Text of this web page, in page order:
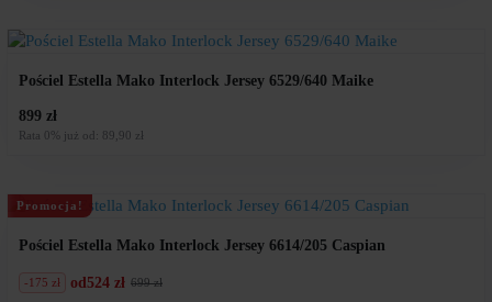
Pościel Estella Mako Interlock Jersey 6529/640 Maike
899 zł
Rata 0% już od: 89,90 zł
Promocja!
Pościel Estella Mako Interlock Jersey 6614/205 Caspian
od 699 zł
Pierwotna524 zł
Aktualna
-175 zł